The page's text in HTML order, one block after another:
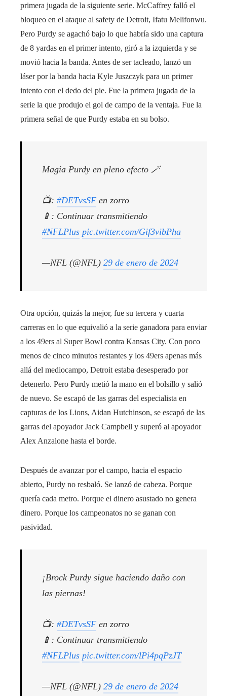
primera jugada de la siguiente serie. McCaffrey falló el
bloqueo en el ataque al safety de Detroit, Ifatu Melifonwu.
Pero Purdy se agachó bajo lo que habría sido una captura
de 8 yardas en el primer intento, giró a la izquierda y se
movió hacia la banda. Antes de ser tacleado, lanzó un
láser por la banda hacia Kyle Juszczyk para un primer
intento con el dedo del pie. Fue la primera jugada de la
serie la que produjo el gol de campo de la ventaja. Fue la
primera señal de que Purdy estaba en su bolso.
Magia Purdy en pleno efecto 🪄
📺: #DETvsSF en zorro
📱: Continuar transmitiendo
#NFLPlus pic.twitter.com/Gif3vibPha
—NFL (@NFL) 29 de enero de 2024
Otra opción, quizás la mejor, fue su tercera y cuarta
carreras en lo que equivalió a la serie ganadora para enviar
a los 49ers al Super Bowl contra Kansas City. Con poco
menos de cinco minutos restantes y los 49ers apenas más
allá del mediocampo, Detroit estaba desesperado por
detenerlo. Pero Purdy metió la mano en el bolsillo y salió
de nuevo. Se escapó de las garras del especialista en
capturas de los Lions, Aidan Hutchinson, se escapó de las
garras del apoyador Jack Campbell y superó al apoyador
Alex Anzalone hasta el borde.
Después de avanzar por el campo, hacia el espacio
abierto, Purdy no resbaló. Se lanzó de cabeza. Porque
quería cada metro. Porque el dinero asustado no genera
dinero. Porque los campeonatos no se ganan con
pasividad.
¡Brock Purdy sigue haciendo daño con
las piernas!
📺: #DETvsSF en zorro
📱: Continuar transmitiendo
#NFLPlus pic.twitter.com/lPi4pqPzJT
—NFL (@NFL) 29 de enero de 2024